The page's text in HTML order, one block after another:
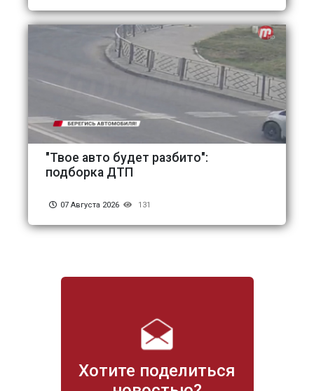
Хотите поделиться
"Твое авто будет разбито":
подборка ДТП
07 Августа 2026 131